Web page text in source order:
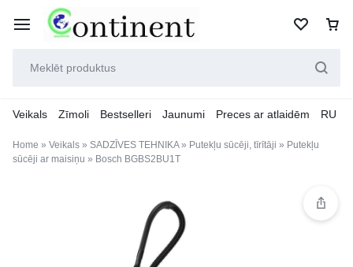
Veikals Zīmoli Bestselleri Jaunumi Preces ar atlaidēm RU
Home » Veikals » SADZĪVES TEHNIKA» Putekļu sūcēji, tīrītāji » Putekļu
sūcēji ar maisiņu » Bosch BGBS2BU1T